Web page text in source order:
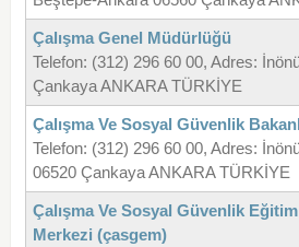
Çalışma Genel Müdürlüğü
Telefon: (312) 296 60 00, Adres:
Çankaya ANKARA TÜRKİYE
Çalışma Ve Sosyal Güvenlik
Telefon: (312) 296 60 00, Adres:
06520 Çankaya ANKARA TÜRKİYE
Çalışma Ve Sosyal Güvenlik
Merkezi (çasgem)